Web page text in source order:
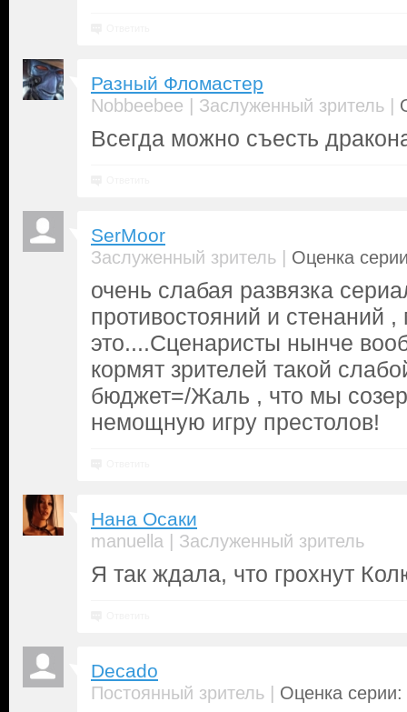
Разный Фломастер
Nobbeebee | Заслуженный зритель |
Всегда можно съесть
SerMoor
Заслуженный зритель | Оценка
очень слабая развязка
противостояний и стенаний
это....Сценаристы нынче
кормят зрителей такой
бюджет=/Жаль , что мы
немощную игру престолов!
Нана Осаки
manuella | Заслуженный зритель
Я так ждала, что грохнут
Decado
Постоянный зритель | Оценка серии: